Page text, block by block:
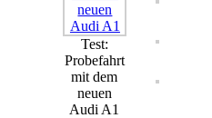
Test:
Probefahrt
mit dem
neuen
Audi A1